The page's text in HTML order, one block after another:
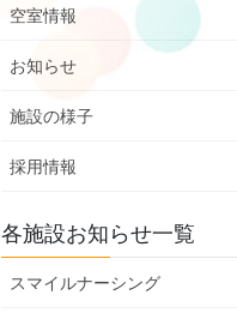
空室情報
お知らせ
施設の様子
採用情報
各施設お知らせ一覧
スマイルナーシング